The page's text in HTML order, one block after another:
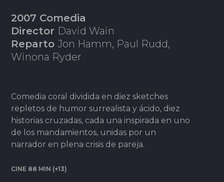
2007 Comedia
Director David Wain
RepartoJon Hamm, Paul Rudd,
Winona Ryder
Comedia coral dividida en diez sketches
repletos de humor surrealista y ácido, diez
historias cruzadas, cada una inspirada en uno
de los mandamientos, unidas por un
narrador en plena crisis de pareja.
CINE 88 MIN (+13)